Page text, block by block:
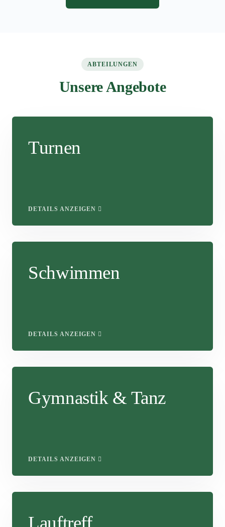
ABTEILUNGEN
Unsere Angebote
Turnen
DETAILS ANZEIGEN
Schwimmen
DETAILS ANZEIGEN
Gymnastik & Tanz
DETAILS ANZEIGEN
Lauftreff